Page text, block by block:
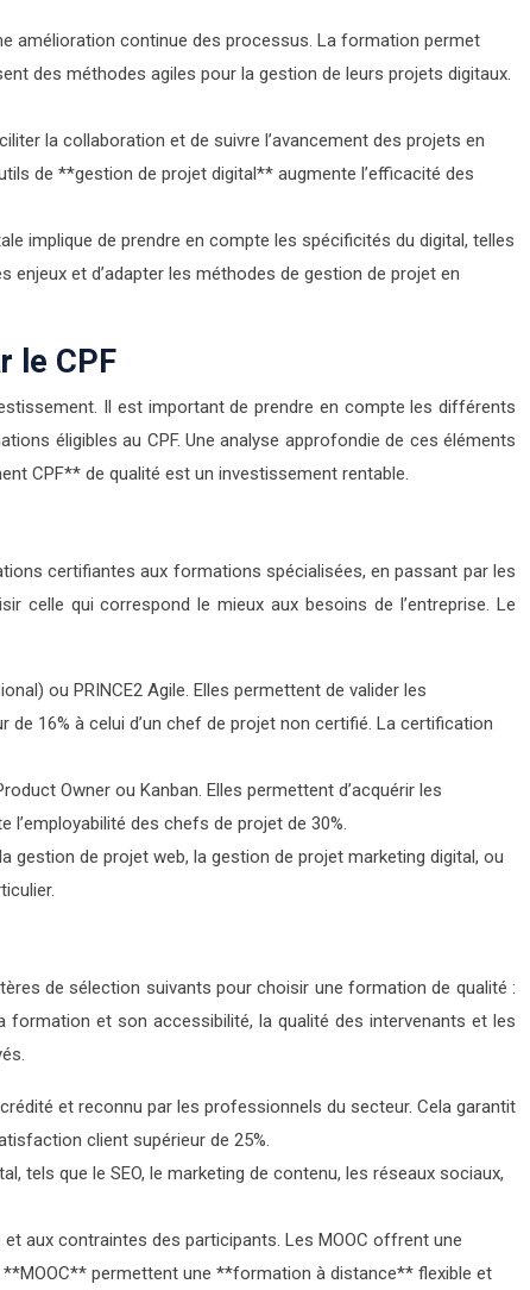
amélioration continue des processus. La formation permet
des méthodes agiles pour la gestion de leurs projets digitaux.
la collaboration et de suivre l’avancement des projets en
de **gestion de projet digital** augmente l’efficacité des
implique de prendre en compte les spécificités du digital, telles
enjeux et d’adapter les méthodes de gestion de projet en
le CPF
Il est important de prendre en compte les différents
éligibles au CPF. Une analyse approfondie de ces éléments
CPF** de qualité est un investissement rentable.
certifiantes aux formations spécialisées, en passant par les
qui correspond le mieux aux besoins de l’entreprise. Le
ou PRINCE2 Agile. Elles permettent de valider les
16% à celui d’un chef de projet non certifié. La certification
Owner ou Kanban. Elles permettent d’acquérir les
des chefs de projet de 30%.
de projet web, la gestion de projet marketing digital, ou
de sélection suivants pour choisir une formation de qualité :
formation et son accessibilité, la qualité des intervenants et les
et reconnu par les professionnels du secteur. Cela garantit
client supérieur de 25%.
tels que le SEO, le marketing de contenu, les réseaux sociaux,
aux contraintes des participants. Les MOOC offrent une
**MOOC** permettent une **formation à distance** flexible et